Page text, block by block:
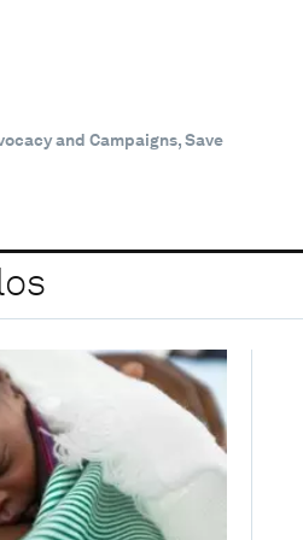
and Campaigns, Save